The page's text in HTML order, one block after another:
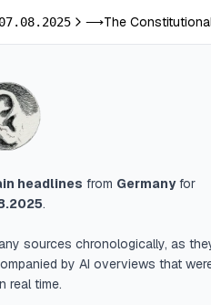
day
07.08.2025Next day
⟶The
headlines from Germanyfor
.
sources chronologically, as
by AI overviews that
real time.